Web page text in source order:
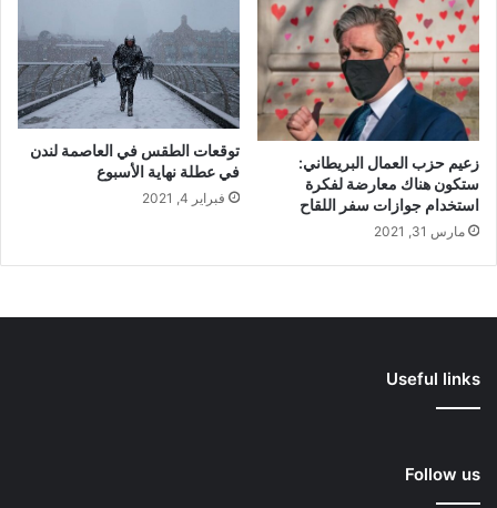
زعيم حزب العمال البريطاني:
ستكون هناك معارضة لفكرة
استخدام جوازات سفر اللقاح
مارس 31, 2021
توقعات الطقس في العاصمة لندن
في عطلة نهاية الأسبوع
فبراير 4, 2021
Useful links
Follow us